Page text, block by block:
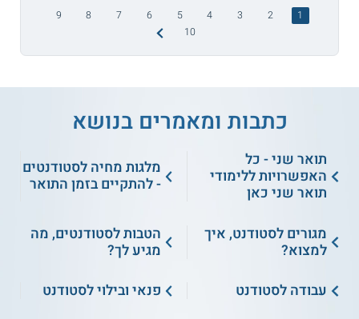
1
2
3
4
5
6
7
8
9
10
כתבות ומאמרים בנושא
תואר שני - כל
האפשרויות ללימודי
תואר שני כאן
מלגות מחיה לסטודנטים
- להתקיים בזמן התואר
מגורים לסטודנט, איך
למצוא?
הטבות לסטודנטים, מה
מגיע לך?
עבודה לסטודנט
פנאי ובילוי לסטודנט